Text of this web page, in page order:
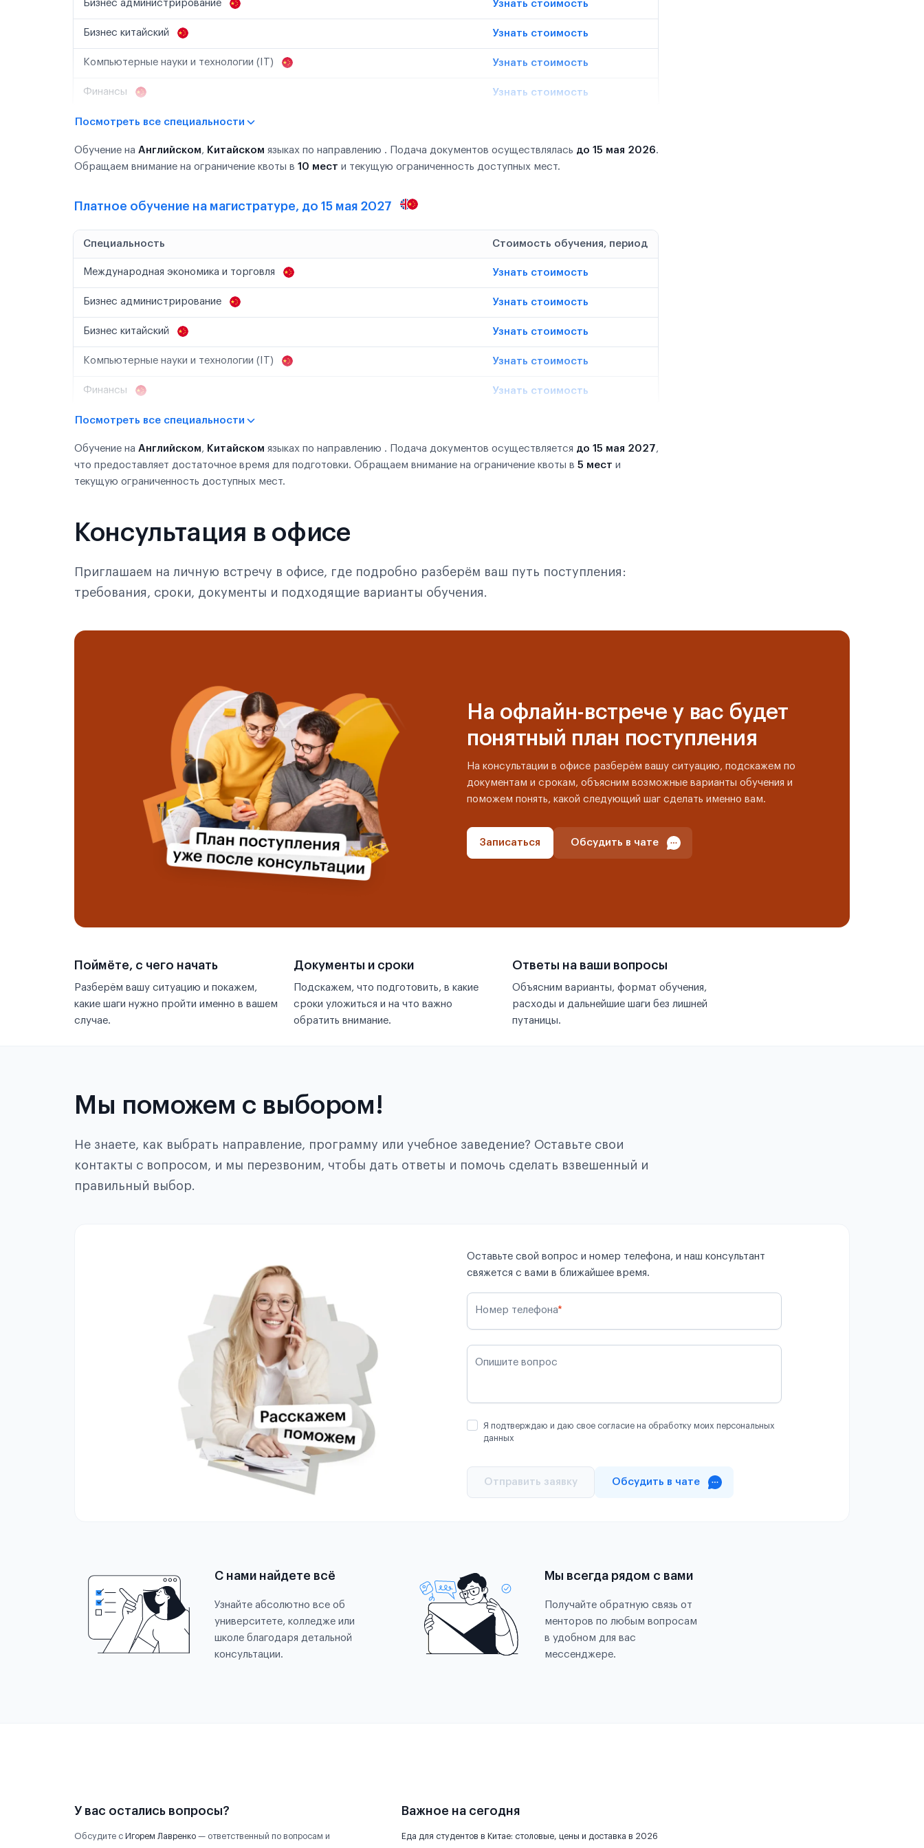
Бизнес администрирование Узнать стоимость
Бизнес китайский Узнать стоимость
Компьютерные науки и технологии (IT) Узнать стоимость
Финансы Узнать стоимость
Посмотреть все специальности
Обучение на Английском, Китайском языках по направлению . Подача документов осуществлялась до 15 мая 2026.
Обращаем внимание на ограничение квоты в 10 мест и текущую ограниченность доступных мест.
Платное обучение на магистратуре, до 15 мая 2027
Специальность Стоимость обучения, период
Международная экономика и торговля Узнать стоимость
Бизнес администрирование Узнать стоимость
Бизнес китайский Узнать стоимость
Компьютерные науки и технологии (IT) Узнать стоимость
Финансы Узнать стоимость
Посмотреть все специальности
Обучение на Английском, Китайском языках по направлению . Подача документов осуществляется до 15 мая 2027,
что предоставляет достаточное время для подготовки. Обращаем внимание на ограничение квоты в 5 мест и
текущую ограниченность доступных мест.
Консультация в офисе
Приглашаем на личную встречу в офисе, где подробно разберём ваш путь поступления:
требования, сроки, документы и подходящие варианты обучения.
На офлайн-встрече у вас будет
понятный план поступления
На консультации в офисе разберём вашу ситуацию, подскажем по
документам и срокам, объясним возможные варианты обучения и
поможем понять, какой следующий шаг сделать именно вам.
Записаться Обсудить в чате
Поймёте, с чего начать
Разберём вашу ситуацию и покажем,
какие шаги нужно пройти именно в вашем
случае.
Документы и сроки
Подскажем, что подготовить, в какие
сроки уложиться и на что важно
обратить внимание.
Ответы на ваши вопросы
Объясним варианты, формат обучения,
расходы и дальнейшие шаги без лишней
путаницы.
Мы поможем с выбором!
Не знаете, как выбрать направление, программу или учебное заведение? Оставьте свои
контакты с вопросом, и мы перезвоним, чтобы дать ответы и помочь сделать взвешенный и
правильный выбор.
Оставьте свой вопрос и номер телефона, и наш консультант
свяжется с вами в ближайшее время.
Номер телефона*
Опишите вопрос
Я подтверждаю и даю свое согласие на обработку моих персональных
данных
Отправить заявку Обсудить в чате
С нами найдете всё
Узнайте абсолютно все об
университете, колледже или
школе благодаря детальной
консультации.
Мы всегда рядом с вами
Получайте обратную связь от
менторов по любым вопросам
в удобном для вас
мессенджере.
У вас остались вопросы?
Обсудите с Игорем Лавренко — ответственный по вопросам и
Важное на сегодня
Еда для студентов в Китае: столовые, цены и доставка в 2026